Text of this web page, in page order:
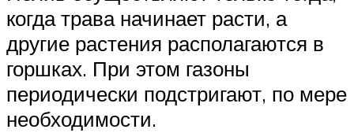
когда трава начинает расти, а
другие растения располагаются в
горшках. При этом газоны
периодически подстригают, по мере
необходимости.